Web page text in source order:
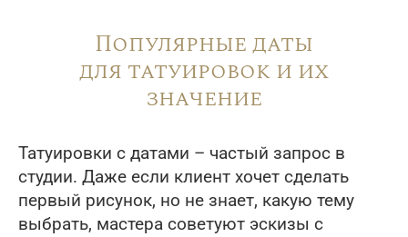
Популярные даты
для татуировок и их
значение
Татуировки с датами – частый запрос в
студии. Даже если клиент хочет сделать
первый рисунок, но не знает, какую тему
выбрать, мастера советуют эскизы с